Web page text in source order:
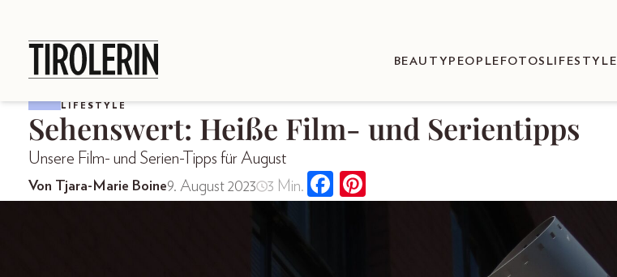
BEAUTY PEOPLE FOTOS LIFESTYLE
LIFESTYLE
Sehenswert: Heiße Film- und Serientipps
Unsere Film- und Serien-Tipps für August
Von Tjara-Marie Boine9. August 2023 3 Min.